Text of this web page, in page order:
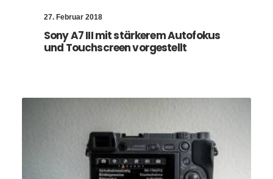
27. Februar 2018
Sony A7 III mit stärkerem Autofokus
und Touchscreen vorgestellt